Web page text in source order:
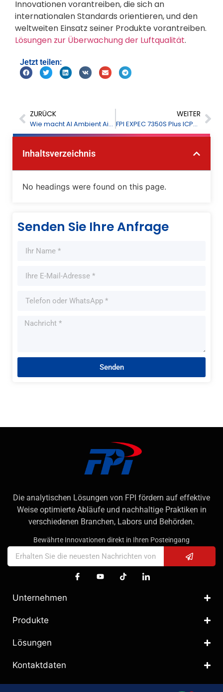
Innovationen vorantreiben, die sich an
internationalen Standards orientieren, und den
weltweiten Einsatz seiner Produkte vorantreiben.
Lösungen zur Überwachung der Luftqualität.
Jetzt teilen:
ZURÜCK
Wie macht AI Ambient Air Super Brain das städtische Luftqualitätsmanagement intelligenter?
WEITER
FPI EXPEC 7350S Plus ICP-MS/MS für die Ultraspuren-Metallanalyse in der Halbleiterfertigung
Inhaltsverzeichnis
No headings were found on this page.
Senden Sie Ihre Anfrage
Senden
Die analytischen Lösungen von FPI fördern auf effektive
Weise optimierte Abläufe und nachhaltige Praktiken in
verschiedenen Branchen, Labors und Behörden.
Bewährte Innovationen direkt in Ihren Posteingang
Unternehmen
Produkte
Lösungen
Kontaktdaten